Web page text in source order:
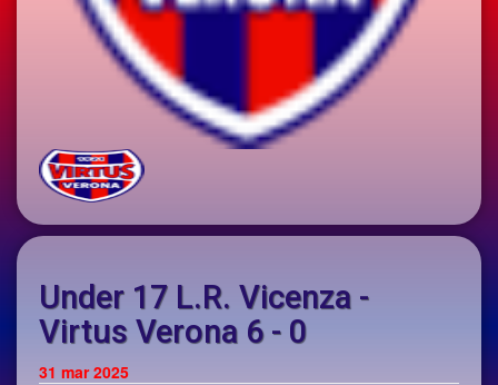
Under 17 L.R. Vicenza -
Virtus Verona 6 - 0
31 mar 2025